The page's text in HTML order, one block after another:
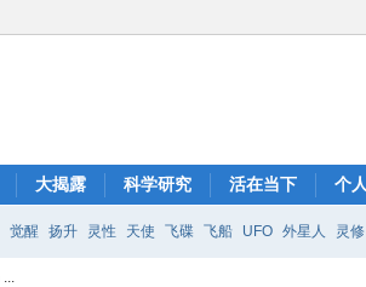
大揭露 科学研究 活在当下 个
觉醒 扬升 灵性 天使 飞碟 飞船 UFO 外星人 灵修
...